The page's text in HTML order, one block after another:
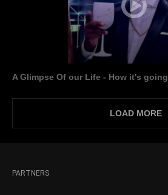
A Glimpse Of our Life - How it's going
LOAD MORE
PARTNERS